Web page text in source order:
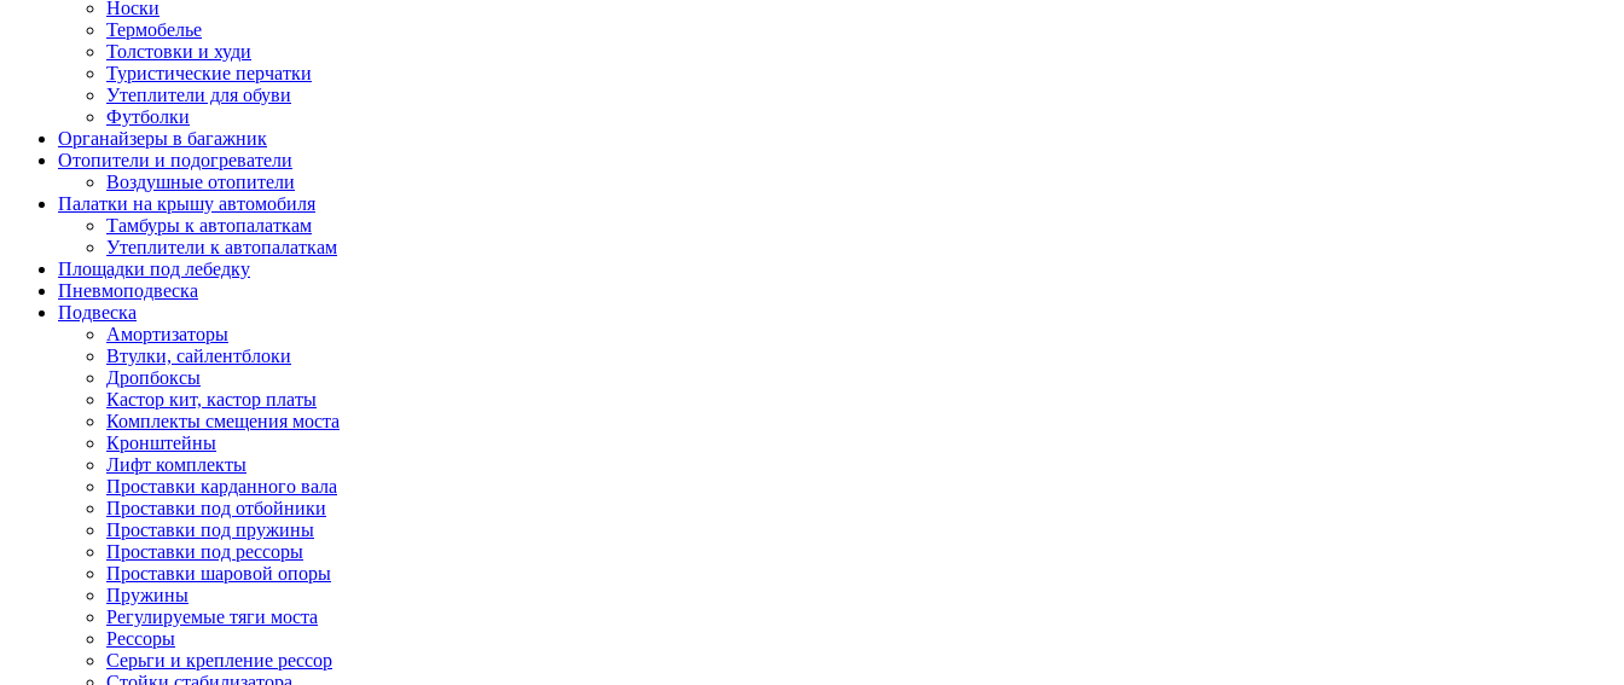
Носки
Термобелье
Толстовки и худи
Туристические перчатки
Утеплители для обуви
Футболки
Органайзеры в багажник
Отопители и подогреватели
Воздушные отопители
Палатки на крышу автомобиля
Тамбуры к автопалаткам
Утеплители к автопалаткам
Площадки под лебедку
Пневмоподвеска
Подвеска
Амортизаторы
Втулки, сайлентблоки
Дропбоксы
Кастор кит, кастор платы
Комплекты смещения моста
Кронштейны
Лифт комплекты
Проставки карданного вала
Проставки под отбойники
Проставки под пружины
Проставки под рессоры
Проставки шаровой опоры
Пружины
Регулируемые тяги моста
Рессоры
Серьги и крепление рессор